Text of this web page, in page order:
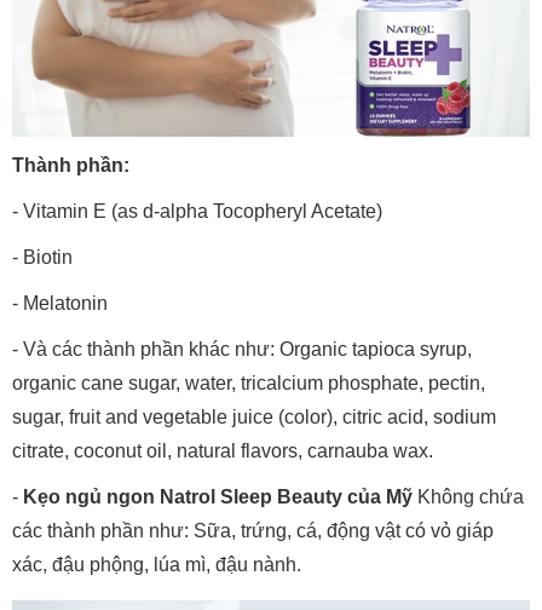
Thành phần:
- Vitamin E (as d-alpha Tocopheryl Acetate)
- Biotin
- Melatonin
- Và các thành phần khác như: Organic tapioca syrup,
organic cane sugar, water, tricalcium phosphate, pectin,
sugar, fruit and vegetable juice (color), citric acid, sodium
citrate, coconut oil, natural flavors, carnauba wax.
- Kẹo ngủ ngon Natrol Sleep Beauty của Mỹ Không chứa
các thành phần như: Sữa, trứng, cá, động vật có vỏ giáp
xác, đậu phộng, lúa mì, đậu nành.